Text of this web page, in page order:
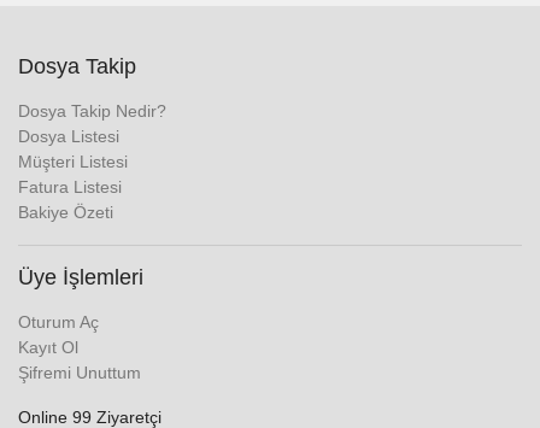
Dosya Takip
Dosya Takip Nedir?
Dosya Listesi
Müşteri Listesi
Fatura Listesi
Bakiye Özeti
Üye İşlemleri
Oturum Aç
Kayıt Ol
Şifremi Unuttum
Online 99 Ziyaretçi